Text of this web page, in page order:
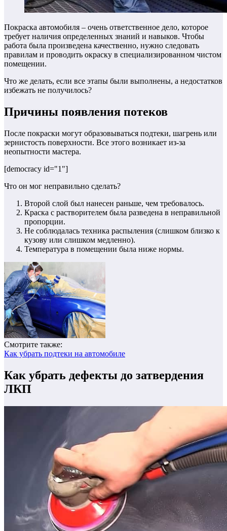
Покраска автомобиля – очень ответственное дело, которое
требует наличия определенных знаний и навыков. Чтобы
работа была произведена качественно, нужно следовать
правилам и проводить окраску в специализированном чистом
помещении.
Что же делать, если все этапы были выполнены, а недостатков
избежать не получилось?
Причины появления потеков
После покраски могут образовываться подтеки, шагрень или
зернистость поверхности. Все этого возникает из-за
неопытности мастера.
[democracy id="1"]
Что он мог неправильно сделать?
Второй слой был нанесен раньше, чем требовалось.
Краска с растворителем была разведена в неправильной
пропорции.
Не соблюдалась техника распыления (слишком близко к
кузову или слишком медленно).
Температура в помещении была ниже нормы.
Смотрите также:
Как убрать подтеки на автомобиле
Как убрать дефекты до затвердения
ЛКП